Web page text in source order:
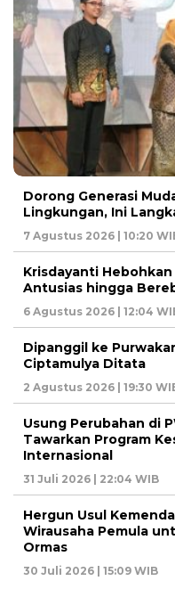
Dorong Generasi
Lingkungan, Ini
7 Agustus 2026 | 10:20
Krisdayanti
Antusias hingga
6 Agustus 2026 | 12:04
Dipanggil ke
Ciptamulya Ditata
2 Agustus 2026 | 19:30
Usung Perubahan di
Tawarkan Program
Internasional
31 Juli 2026 | 22:04 WIB
Hergun Usul
Wirausaha Pemula
Ormas
30 Juli 2026 | 15:09 WIB